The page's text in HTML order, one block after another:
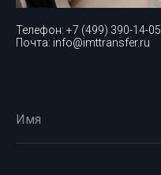
Телефон: +7 (499) 390-14-05
Почта: info@imttransfer.ru
Имя